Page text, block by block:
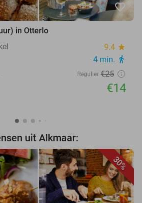
favorite_border
in Otterlo
9.4 star
4 min. directions_walk
Regulier €25
€14
uit Alkmaar:
30%